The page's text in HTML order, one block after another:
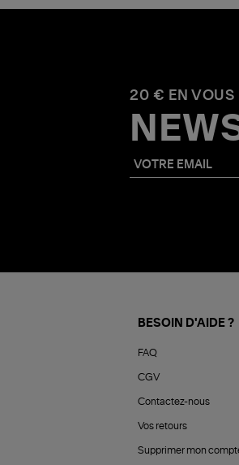
20 € EN VOUS
BESOIN D'AIDE ?
FAQ
CGV
Contactez-nous
Vos retours
Supprimer mon